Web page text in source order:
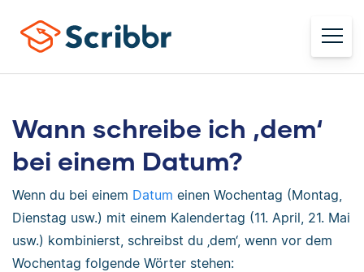
Wann schreibe ich ‚dem‘
bei einem Datum?
Wenn du bei einem Datum einen Wochentag (Montag,
Dienstag usw.) mit einem Kalendertag (11. April, 21. Mai
usw.) kombinierst, schreibst du ‚dem‘, wenn vor dem
Wochentag folgende Wörter stehen: